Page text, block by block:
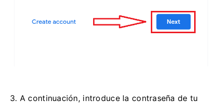
3. A continuación, introduce la contraseña de tu